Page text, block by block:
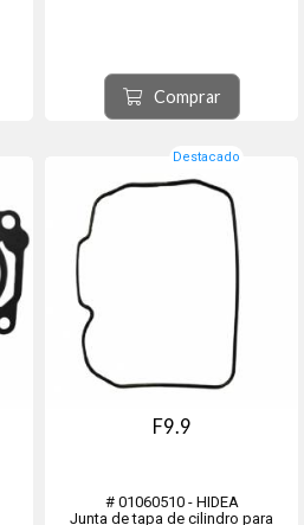
Comprar
Destacado
F9.9
# 01060510 - HIDEA
Junta de tapa de cilindro para